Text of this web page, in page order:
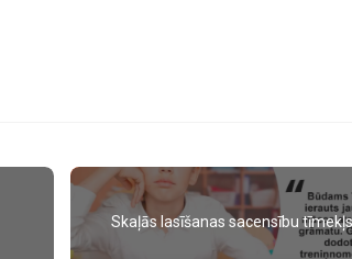
Skaļās lasīšanas sacensību